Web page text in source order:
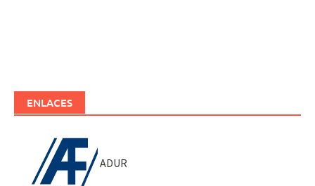
ENLACES
ADUR